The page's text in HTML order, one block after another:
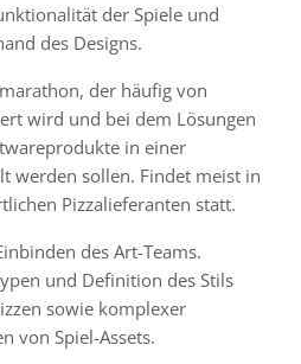
der Spiele und
des Designs.
der häufig von
wird und bei dem Lösungen
in einer
werden sollen. Findet meist in
Pizzalieferanten statt.
des Art-Teams.
und Definition des Stils
sowie komplexer
von Spiel-Assets.